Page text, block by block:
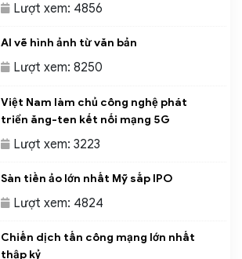
Lượt xem: 4856
AI vẽ hình ảnh từ văn bản
Lượt xem: 8250
Việt Nam làm chủ công nghệ phát
triển ăng-ten kết nối mạng 5G
Lượt xem: 3223
Sàn tiền ảo lớn nhất Mỹ sắp IPO
Lượt xem: 4824
Chiến dịch tấn công mạng lớn nhất
thập kỷ